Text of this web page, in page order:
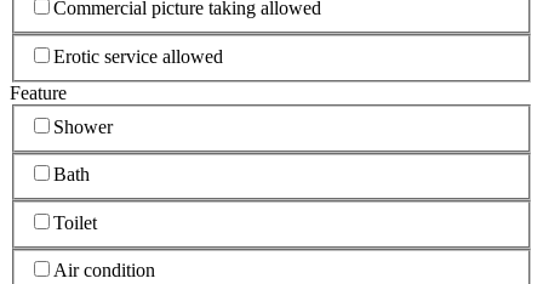
Commercial picture taking allowed
Erotic service allowed
Feature
Shower
Bath
Toilet
Air condition